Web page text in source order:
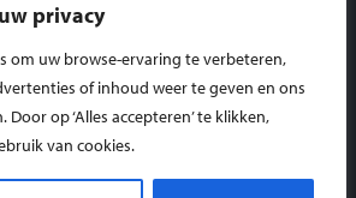
privacy
om uw browse-ervaring te verbeteren,
of inhoud weer te geven en ons
op ‘Alles accepteren’ te klikken,
van cookies.
Privacy
Disclaimer
voorwaarden